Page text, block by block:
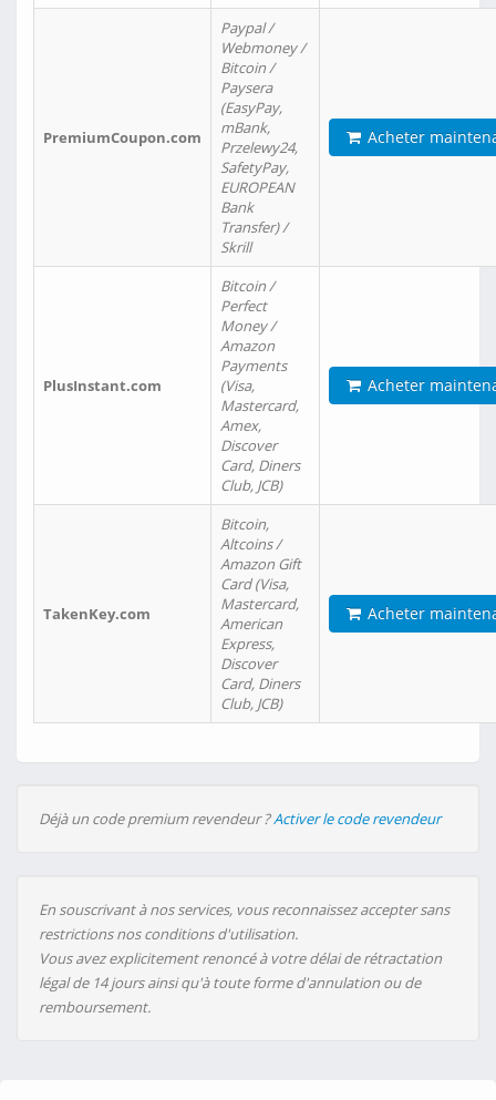
PremiumCoupon.com
Paypal /
Webmoney /
Bitcoin /
Paysera
(EasyPay,
mBank,
Przelewy24,
SafetyPay,
EUROPEAN
Bank
Transfer) /
Skrill
Acheter
PlusInstant.com
Bitcoin /
Perfect
Money /
Amazon
Payments
(Visa,
Mastercard,
Amex,
Discover
Card, Diners
Club, JCB)
Acheter
TakenKey.com
Bitcoin,
Altcoins /
Amazon Gift
Card (Visa,
Mastercard,
American
Express,
Discover
Card, Diners
Club, JCB)
Acheter
Déjà un code premium revendeur ?Activer le code revendeur
En souscrivant à nos services, vous reconnaissez accepter sans
restrictions nos conditions d'utilisation.
Vous avez explicitement renoncé à votre délai de rétractation
légal de 14 jours ainsi qu'à toute forme d'annulation ou de
remboursement.